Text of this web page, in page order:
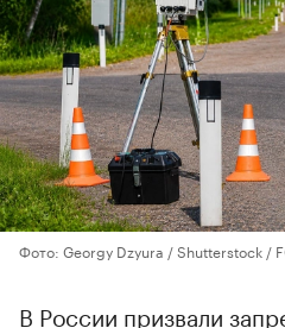
Фото: Georgy Dzyura / Shutterstock /
В России призвали